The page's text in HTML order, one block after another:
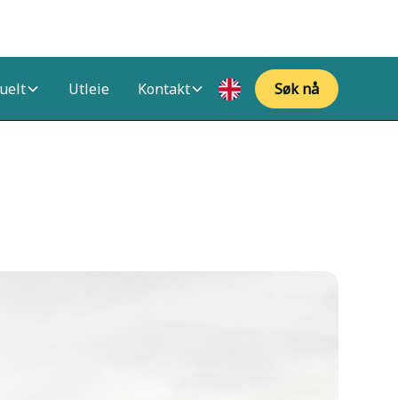
Utleie Kontakt Søk nå